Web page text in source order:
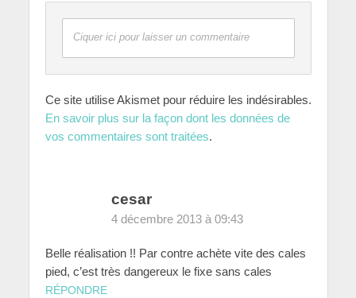
Ciquer ici pour laisser un commentaire
Ce site utilise Akismet pour réduire les indésirables.
En savoir plus sur la façon dont les données de
vos commentaires sont traitées.
cesar
4 décembre 2013 à 09:43
Belle réalisation !! Par contre achète vite des cales
pied, c’est très dangereux le fixe sans cales
RÉPONDRE